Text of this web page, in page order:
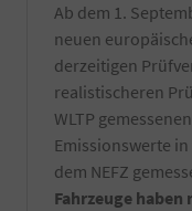
Ab dem 1.
neuen
derzeitigen
realistischeren
WLTP
Emissionswerte
dem NEFZ
Fahrzeuge haben